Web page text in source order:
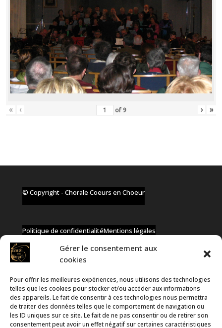
Gérer le consentement aux
cookies
Pour offrir les meilleures expériences, nous utilisons des technologies
telles que les cookies pour stocker et/ou accéder aux informations
des appareils. Le fait de consentir à ces technologies nous permettra
de traiter des données telles que le comportement de navigation ou
les ID uniques sur ce site. Le fait de ne pas consentir ou de retirer son
consentement peut avoir un effet négatif sur certaines caractéristiques
« ‹ of 9 › »
© Copyright - Chorale Coeurs en Choeur
Politique de confidentialitéMentions légales
✆ +32 477 91 58 46
✉ infos@coeurs-en-choeur.be